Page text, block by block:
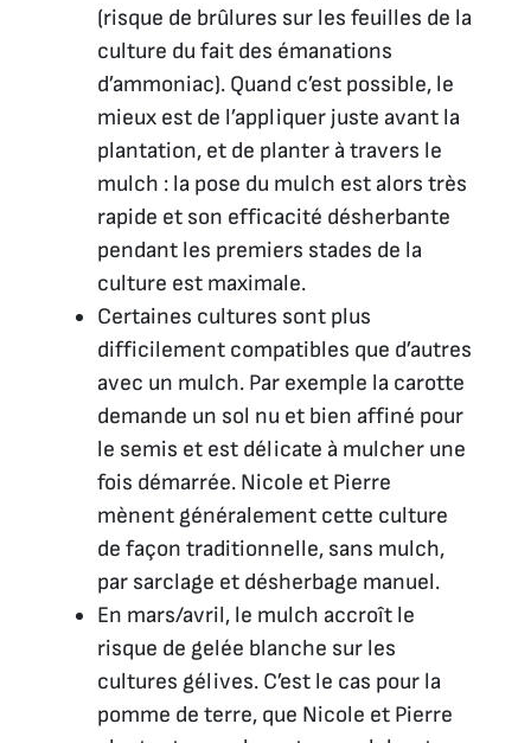
(risque de brûlures sur les feuilles de la
culture du fait des émanations
d’ammoniac). Quand c’est possible, le
mieux est de l’appliquer juste avant la
plantation, et de planter à travers le
mulch : la pose du mulch est alors très
rapide et son efficacité désherbante
pendant les premiers stades de la
culture est maximale.
Certaines cultures sont plus
difficilement compatibles que d’autres
avec un mulch. Par exemple la carotte
demande un sol nu et bien affiné pour
le semis et est délicate à mulcher une
fois démarrée. Nicole et Pierre
mènent généralement cette culture
de façon traditionnelle, sans mulch,
par sarclage et désherbage manuel.
En mars/avril, le mulch accroît le
risque de gelée blanche sur les
cultures gélives. C’est le cas pour la
pomme de terre, que Nicole et Pierre